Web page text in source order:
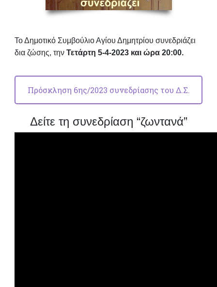
Το Δημοτικό Συμβούλιο Αγίου Δημητρίου συνεδριάζει
δια ζώσης, την Τετάρτη 5-4-2023 και ώρα 20:00.
Πρόσκληση 6ης/2023 συνεδρίασης του Δ.Σ.
Δείτε τη συνεδρίαση “ζωντανά”